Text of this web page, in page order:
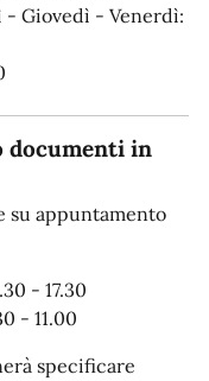
Giovedì - Venerdì:
documenti in
su appuntamento
- 17.30
- 11.00
specificare